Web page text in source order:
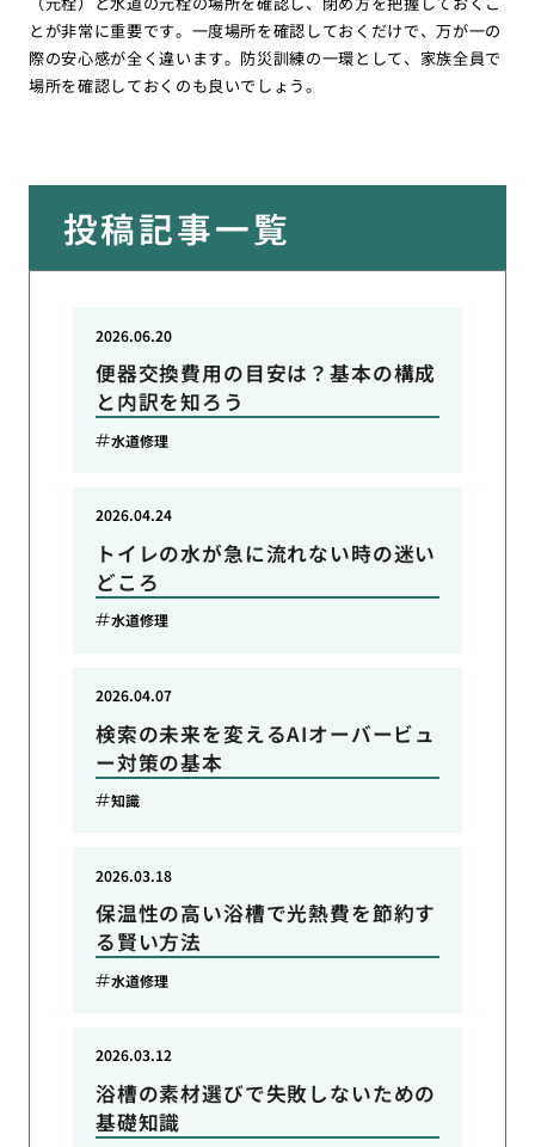
とが非常に重要です。一度場所を確認しておくだけで、万が一の
際の安心感が全く違います。防災訓練の一環として、家族全員で
場所を確認しておくのも良いでしょう。
投稿記事一覧
便器交換費用の目安は？基本の構成
と内訳を知ろう
2026.06.20
水道修理
トイレの水が急に流れない時の迷い
どころ
2026.04.24
水道修理
検索の未来を変えるAIオーバービュ
ー対策の基本
2026.04.07
知識
保温性の高い浴槽で光熱費を節約す
る賢い方法
2026.03.18
水道修理
浴槽の素材選びで失敗しないための
基礎知識
2026.03.12